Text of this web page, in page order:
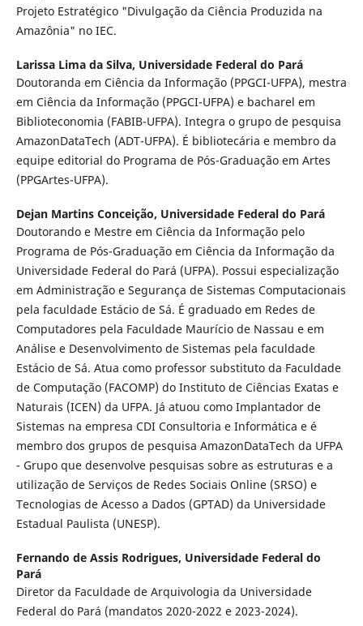
Projeto Estratégico "Divulgação da Ciência Produzida na
Amazônia" no IEC.
Larissa Lima da Silva, Universidade Federal do Pará
Doutoranda em Ciência da Informação (PPGCI-UFPA), mestra
em Ciência da Informação (PPGCI-UFPA) e bacharel em
Biblioteconomia (FABIB-UFPA). Integra o grupo de pesquisa
AmazonDataTech (ADT-UFPA). É bibliotecária e membro da
equipe editorial do Programa de Pós-Graduação em Artes
(PPGArtes-UFPA).
Dejan Martins Conceição, Universidade Federal do Pará
Doutorando e Mestre em Ciência da Informação pelo
Programa de Pós-Graduação em Ciência da Informação da
Universidade Federal do Pará (UFPA). Possui especialização
em Administração e Segurança de Sistemas Computacionais
pela faculdade Estácio de Sá. É graduado em Redes de
Computadores pela Faculdade Maurício de Nassau e em
Análise e Desenvolvimento de Sistemas pela faculdade
Estácio de Sá. Atua como professor substituto da Faculdade
de Computação (FACOMP) do Instituto de Ciências Exatas e
Naturais (ICEN) da UFPA. Já atuou como Implantador de
Sistemas na empresa CDI Consultoria e Informática e é
membro dos grupos de pesquisa AmazonDataTech da UFPA
- Grupo que desenvolve pesquisas sobre as estruturas e a
utilização de Serviços de Redes Sociais Online (SRSO) e
Tecnologias de Acesso a Dados (GPTAD) da Universidade
Estadual Paulista (UNESP).
Fernando de Assis Rodrigues, Universidade Federal do
Pará
Diretor da Faculdade de Arquivologia da Universidade
Federal do Pará (mandatos 2020-2022 e 2023-2024).